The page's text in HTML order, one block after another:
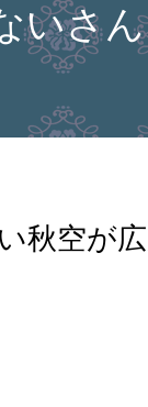
いさ
秋空が